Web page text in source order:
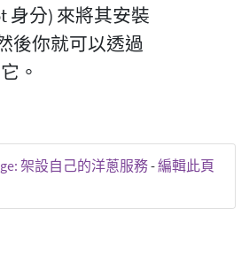
身分) 來將其安裝
後你就可以透過
。
架設自己的洋蔥服務-編輯此頁